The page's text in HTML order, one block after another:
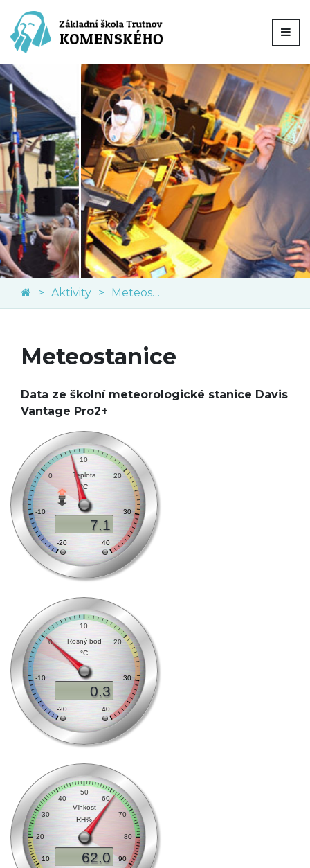
Aktivity Meteostanice
Meteostanice
Data ze školní meteorologické stanice Davis
Vantage Pro2+